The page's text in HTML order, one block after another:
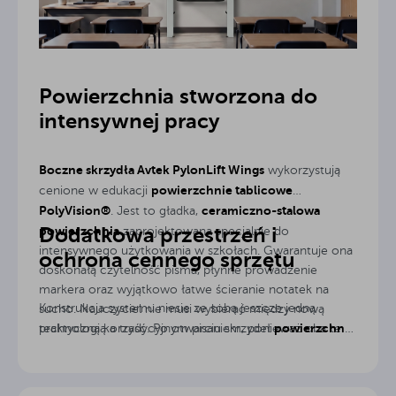
całej klasy podczas prezentacji lub pracy przy tablicach.
Powierzchnia stworzona do
intensywnej pracy
Boczne skrzydła Avtek PylonLift Wings wykorzystują
cenione w edukacji powierzchnie tablicowe
PolyVision®. Jest to gładka, ceramiczno-stalowa
powierzchniazaprojektowana specjalnie do
intensywnego użytkowania w szkołach. Gwarantuje ona
doskonałą czytelność pisma, płynne prowadzenie
markera oraz wyjątkowo łatwe ścieranie notatek na
sucho. Nauczyciel nie musi wybierać między nową
technologią a tradycyjnym pisaniem, ponieważ oba te
Dodatkowa przestrzeń i
ochrona cennego sprzętu
Konstrukcja systemu niesie ze sobą jeszcze jedną
praktyczną korzyść. Po otwarciu skrzydełpowierzchnia